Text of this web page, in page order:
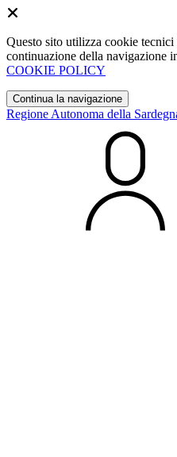
Questo sito utilizza cookie
continuazione della navigazione
COOKIE POLICY
Continua la navigazione
Regione Autonoma della